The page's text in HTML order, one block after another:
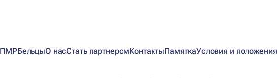
ПМРБельцыО насСтать партнеромКонтактыПамяткаУсловия и положения